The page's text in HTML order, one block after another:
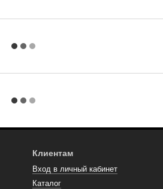
Клиентам
Вход в личный кабинет
Каталог